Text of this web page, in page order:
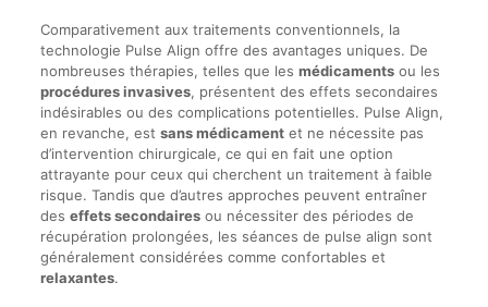
Comparativement aux traitements conventionnels, la
technologie Pulse Align offre des avantages uniques. De
nombreuses thérapies, telles que les médicamentsou les
procédures invasives, présentent des effets secondaires
indésirables ou des complications potentielles. Pulse Align,
en revanche, est sans médicamentet ne nécessite pas
d’intervention chirurgicale, ce qui en fait une option
attrayante pour ceux qui cherchent un traitement à faible
risque. Tandis que d’autres approches peuvent entraîner
des effets secondairesou nécessiter des périodes de
récupération prolongées, les séances de pulse align sont
généralement considérées comme confortables et
relaxantes.